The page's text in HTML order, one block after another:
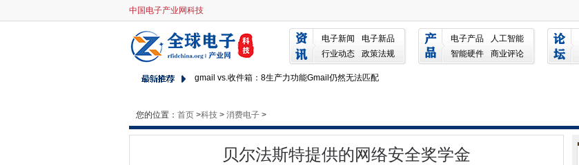
中国电子产业网科技
电子新闻
电子新品
行业动态
政策法规
电子产品
人工智能
智能硬件
商业评论
贝尔法斯特提供的网络安全奖学金
开放式数据计划开放式升高努力让人们脱离沙发
英国网络专家支持全球公司委员会
gmail vs.收件箱：8生产力功能Gmail仍然无法匹配
CommVault添加“磁带杀手”AWS冰川深档案冷库
所有变化：供应商和IT买家可以从G-Cloud 11期望什么？
大多数组织仍然缺乏事件响应计划
您的位置： 首页 >科技 > 消费电子 >
贝尔法斯特提供的网络安全奖学金